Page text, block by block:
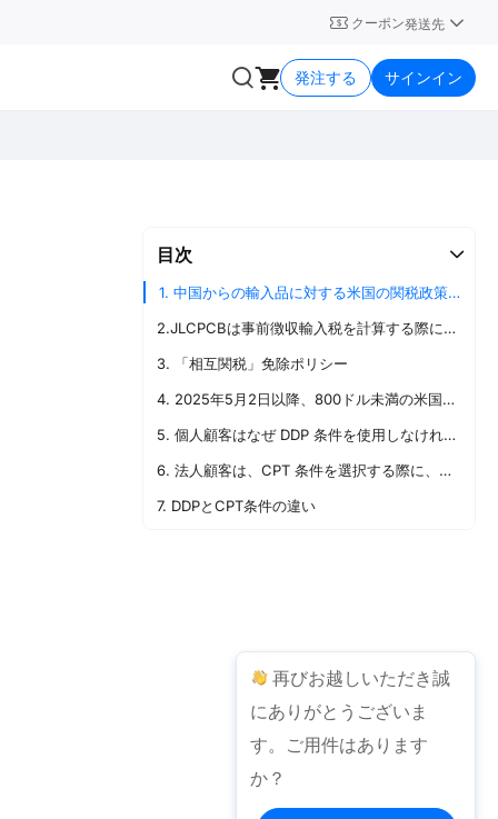
クーポン発送先
発注する サインイン
目次
1. 中国からの輸入品に対する米国の関税政策の概要
2.JLCPCBは事前徴収輸入税を計算する際にどのような割合を使用しますか？
3. 「相互関税」免除ポリシー
4. 2025年5月2日以降、800ドル未満の米国向け注文に対してJLCPCBはどのような対応を取りますか？
5. 個人顧客はなぜ DDP 条件を使用しなければならないのですか？
6. 法人顧客は、CPT 条件を選択する際に、小包の遅延を減らすためにどのように協力すべきか？
7. DDPとCPT条件の違い
再びお越しいただき誠
にありがとうございま
す。ご用件はあります
か？